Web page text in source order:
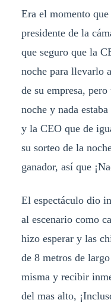
Era el momento
presidente de la
que seguro que la
noche para llevarlo
de su empresa,
noche y nada
y la CEO que de
su sorteo de la
ganador, así que
El espectáculo dio
al escenario como
hizo esperar y las
de 8 metros de
misma y recibir
del mas alto,